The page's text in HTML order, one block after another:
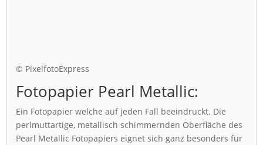
© PixelfotoExpress
Fotopapier Pearl Metallic:
Ein Fotopapier welche auf jeden Fall beeindruckt. Die
perlmuttartige, metallisch schimmernden Oberfläche des
Pearl Metallic Fotopapiers eignet sich ganz besonders für